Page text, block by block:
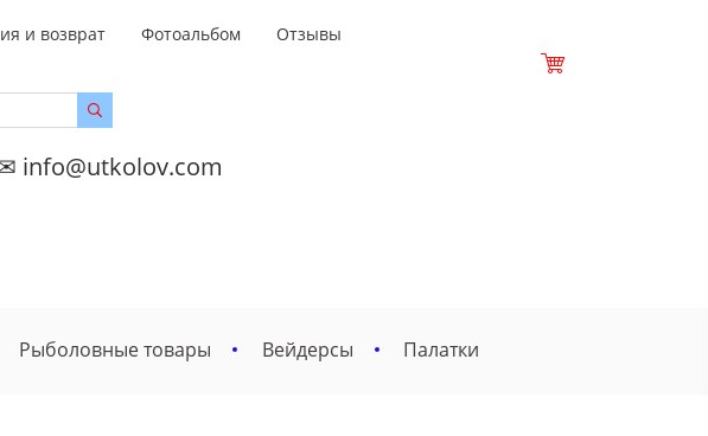
и возврат Фотоальбом
Отзывы
info@utkolov.com
Рыболовные товары Вейдерсы Палатки